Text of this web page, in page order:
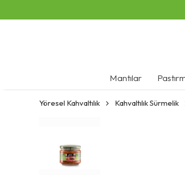
Mantılar
Yöresel Kahvaltılık Kahvaltılık Sürmelik